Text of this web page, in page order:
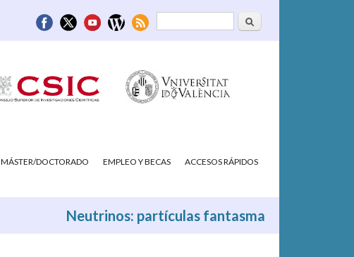
Formulario deBuscar
MÁSTER/DOCTORADO EMPLEO Y BECAS ACCESOS RÁPIDOS
Neutrinos: partículas fantasma